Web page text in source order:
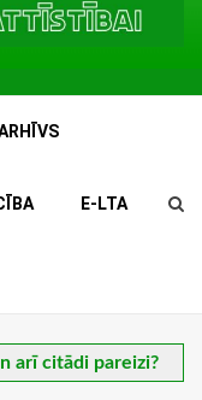
E-LTA
arī citādi pareizi?